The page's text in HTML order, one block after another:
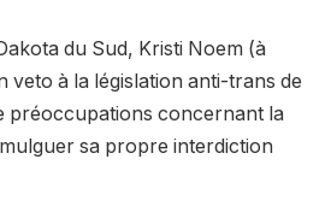
du Sud, Kristi Noem (à
veto à la législation anti-trans de
préoccupations concernant la
sa propre interdiction